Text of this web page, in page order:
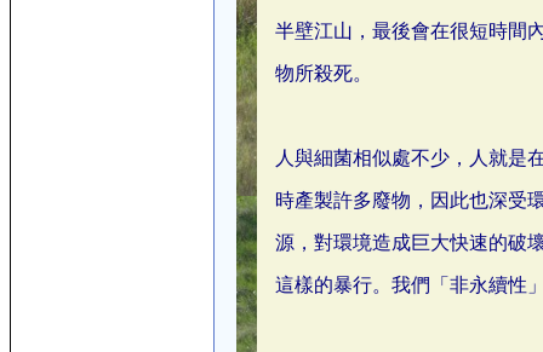
半壁江山，最後會在很短時間
物所殺死。
人與細菌相似處不少，人就是
時產製許多廢物，因此也深受
源，對環境造成巨大快速的破
這樣的暴行。我們「非永續性